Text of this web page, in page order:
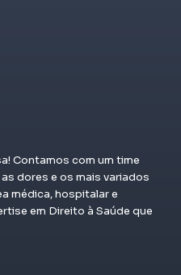
Contamos com um time
dores e os mais variados
médica, hospitalar e
em Direito à Saúde que